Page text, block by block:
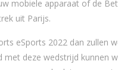
mobiele apparaat of de
uit Parijs.
eSports 2022 dan zullen
deze wedstrijd kunnen